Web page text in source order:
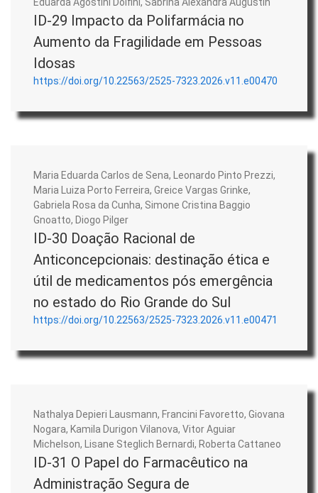
ID-29 Impacto da Polifarmácia no
Aumento da Fragilidade em Pessoas
Idosas
https://doi.org/10.22563/2525-7323.2026.v11.e00470
Maria Eduarda Carlos de Sena, Leonardo Pinto Prezzi,
Maria Luiza Porto Ferreira, Greice Vargas Grinke,
Gabriela Rosa da Cunha, Simone Cristina Baggio
Gnoatto, Diogo Pilger
ID-30 Doação Racional de
Anticoncepcionais: destinação ética e
útil de medicamentos pós emergência
no estado do Rio Grande do Sul
https://doi.org/10.22563/2525-7323.2026.v11.e00471
Nathalya Depieri Lausmann, Francini Favoretto, Giovana
Nogara, Kamila Durigon Vilanova, Vitor Aguiar
Michelson, Lisane Steglich Bernardi, Roberta Cattaneo
ID-31 O Papel do Farmacêutico na
Administração Segura de